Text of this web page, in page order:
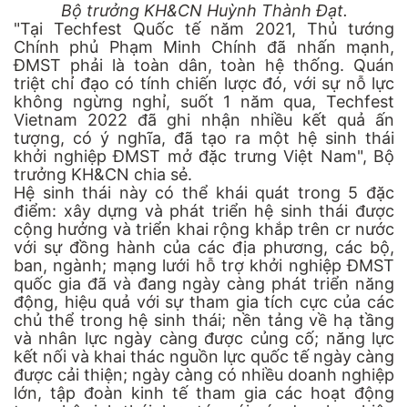
Bộ trưởng KH&CN Huỳnh Thành Đạt.
"Tại Techfest Quốc tế năm 2021, Thủ tướng
Chính phủ Phạm Minh Chính đã nhấn mạnh,
ĐMST phải là toàn dân, toàn hệ thống. Quán
triệt chỉ đạo có tính chiến lược đó, với sự nỗ lực
không ngừng nghỉ, suốt 1 năm qua, Techfest
Vietnam 2022 đã ghi nhận nhiều kết quả ấn
tượng, có ý nghĩa, đã tạo ra một hệ sinh thái
khởi nghiệp ĐMST mở đặc trưng Việt Nam", Bộ
trưởng KH&CN chia sẻ.
Hệ sinh thái này có thể khái quát trong 5 đặc
điểm: xây dựng và phát triển hệ sinh thái được
cộng hưởng và triển khai rộng khắp trên cr nước
với sự đồng hành của các địa phương, các bộ,
ban, ngành; mạng lưới hỗ trợ khởi nghiệp ĐMST
quốc gia đã và đang ngày càng phát triển năng
động, hiệu quả với sự tham gia tích cực của các
chủ thể trong hệ sinh thái; nền tảng về hạ tầng
và nhân lực ngày càng được củng cố; năng lực
kết nối và khai thác nguồn lực quốc tế ngày càng
được cải thiện; ngày càng có nhiều doanh nghiệp
lớn, tập đoàn kinh tế tham gia các hoạt động